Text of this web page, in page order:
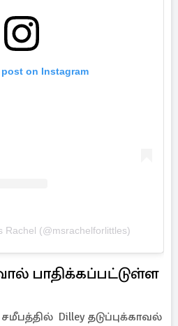
on Instagram
Rachel (@msrachelforlittles)
பாதிக்கப்பட்டுள்ள
Dilley தடுப்புக்காவல்